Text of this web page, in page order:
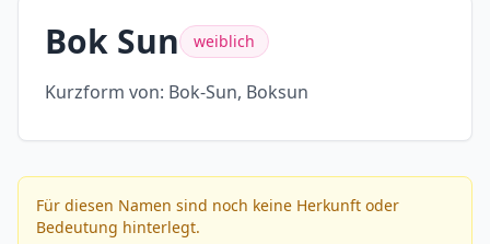
Bok Sun weiblich
Kurzform von: Bok-Sun, Boksun
Für diesen Namen sind noch keine Herkunft oder
Bedeutung hinterlegt.